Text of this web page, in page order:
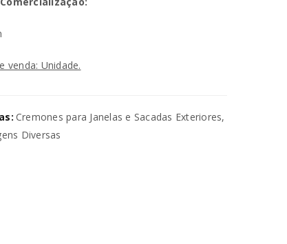
para melhorar a sua
o acesso à sua conta e
venda: Unidade.
Cremones para Janelas e Sacadas Exteriores,
Diversas